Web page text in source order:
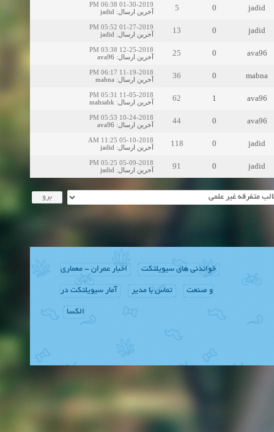
jadid
0
5
01-30-2019 06:38 PM
آخرین ارسال:
jadid
jadid
0
13
01-27-2019 05:52 PM
آخرین ارسال:
jadid
ava96
0
25
12-25-2018 03:38 PM
آخرین ارسال:
ava96
mabna
0
36
11-19-2018 06:17 PM
آخرین ارسال:
mabna
ava96
1
62
11-05-2018 05:31 PM
آخرین ارسال:
mahsabk
ava96
0
44
10-24-2018 05:53 PM
آخرین ارسال:
ava96
jadid
0
118
05-10-2018 11:25 AM
آخرین ارسال:
jadid
jadid
0
91
05-09-2018 05:25 PM
آخرین ارسال:
jadid
خواندنی های سیویلتکت اخبار عمران - معماری
و صنعت تماس با مدیر آمار سیویلتکت در
الکسا